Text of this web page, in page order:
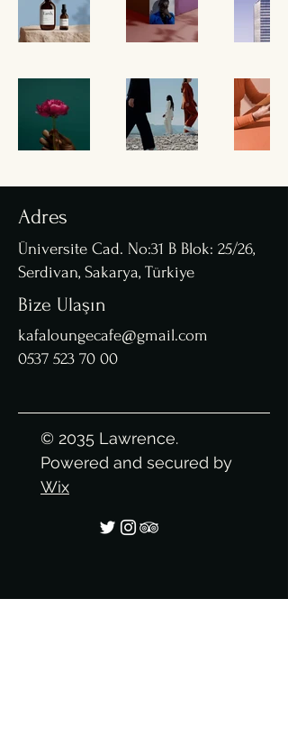
Adres
Üniversite Cad. No:31 B Blok: 25/26,
Serdivan, Sakarya, Türkiye
Bize Ulaşın
kafaloungecafe@gmail.com
0537 523 70 00
© 2035 Lawrence.
Powered and secured by
Wix